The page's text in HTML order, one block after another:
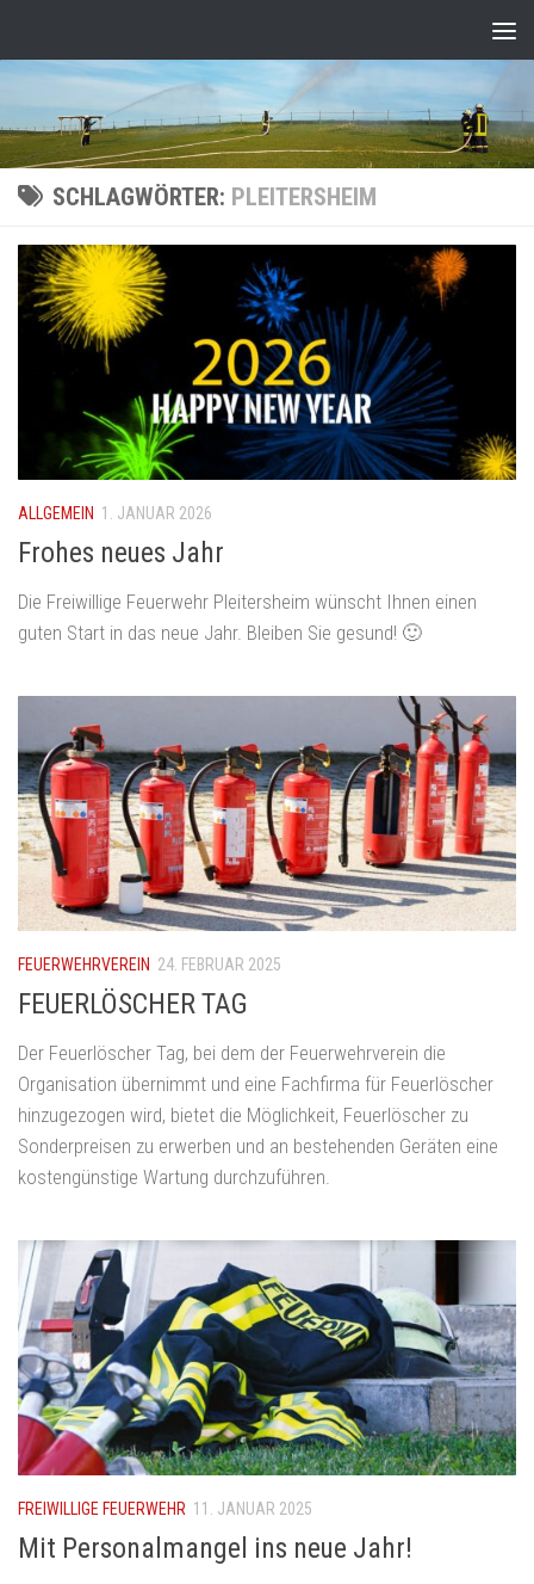
SCHLAGWÖRTER: PLEITERSHEIM
ALLGEMEIN 1. JANUAR 2026
Frohes neues Jahr
Die Freiwillige Feuerwehr Pleitersheim wünscht Ihnen einen
guten Start in das neue Jahr. Bleiben Sie gesund! 🙂
FEUERWEHRVEREIN 24. FEBRUAR 2025
FEUERLÖSCHER TAG
Der Feuerlöscher Tag, bei dem der Feuerwehrverein die
Organisation übernimmt und eine Fachfirma für Feuerlöscher
hinzugezogen wird, bietet die Möglichkeit, Feuerlöscher zu
Sonderpreisen zu erwerben und an bestehenden Geräten eine
kostengünstige Wartung durchzuführen.
FREIWILLIGE FEUERWEHR 11. JANUAR 2025
Mit Personalmangel ins neue Jahr!